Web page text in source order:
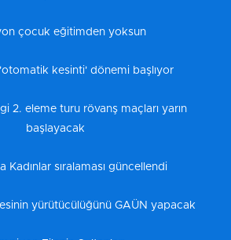
çocuk eğitimden yoksun
kesinti' dönemi başlıyor
2. eleme turu rövanş maçları yarın
başlayacak
Kadınlar sıralaması güncellendi
yürütücülüğünü GAÜN yapacak